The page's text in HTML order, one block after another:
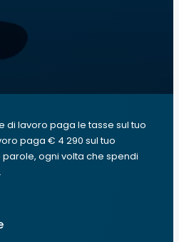
di lavoro paga le tasse sul tuo
paga € 4 290 sul tuo
parole, ogni volta che spendi